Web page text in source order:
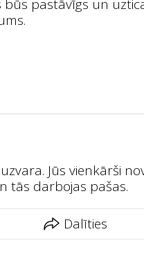
pastāvīgs un
Jūs vienkārši
tās darbojas pašas.
Dalīties